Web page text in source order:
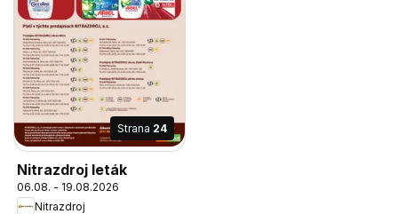
Strana 24
Nitrazdroj leták
06.08. - 19.08.2026
Nitrazdroj